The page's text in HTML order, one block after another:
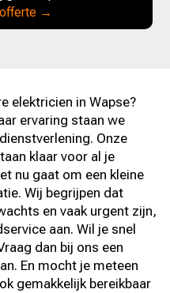
→
elektricien in Wapse?
ervaring staan we
Onze
klaar voor al je
nu gaat om een kleine
Wij begrijpen dat
en vaak urgent zijn,
aan. Wil je snel
dan bij ons een
En mocht je meteen
gemakkelijk bereikbaar